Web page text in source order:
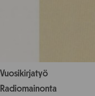
Vuosikirjatyö
Radiomainonta